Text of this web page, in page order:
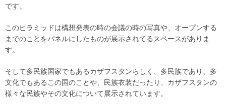
です。
このピラミッドは構想発表の時の会議の時の写真や、オープンする
までのことをパネルにしたものが展示されてるスペースがありま
す。
そして多民族国家でもあるカザフスタンらしく、多民族であり、多
文化でもあるこの国のことや、民族衣装だったり、カザフスタンの
様々な民族やその文化について展示されています。